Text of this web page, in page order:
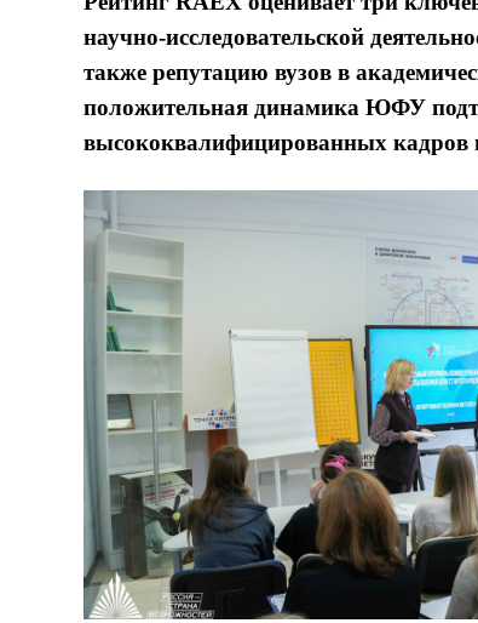
научно-исследовательской
также репутацию вузов в
положительная динамика ЮФУ
высококвалифицированных кадров